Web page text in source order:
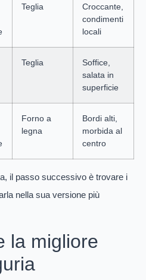
Teglia
Croccante,
condimenti
locali
Teglia
Soffice,
salata in
superficie
Forno a
legna
Bordi alti,
morbida al
centro
il passo successivo è trovare i
nella sua versione più
la migliore